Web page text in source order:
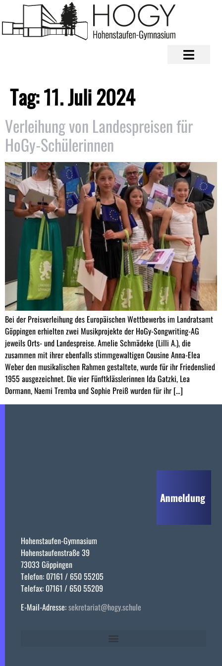
Tag:11. Juli 2024
Verleihung von Landespreisen für
HoGy-Schülerinnen
Bei der Preisverleihung des Europäischen Wettbewerbs im Landratsamt
Göppingen erhielten zwei Musikprojekte der HoGy-Songwriting-AG
jeweils Orts- und Landespreise. Amelie Schmädeke (Lilli A.), die
zusammen mit ihrer ebenfalls stimmgewaltigen Cousine Anna-Elea
Weber den musikalischen Rahmen gestaltete, wurde für ihr Friedenslied
1955 ausgezeichnet. Die vier Fünftklässlerinnen Ida Gatzki, Lea
Dormann, Naemi Tremba und Sophie Preiß wurden für ihr […]
Hohenstaufen-Gymnasium
Hohenstaufenstraße 39
73033 Göppingen
Telefon: 07161 / 650 55205
Telefax: 07161 / 650 55209
E-Mail-Adresse:sekretariat@hogy.schule